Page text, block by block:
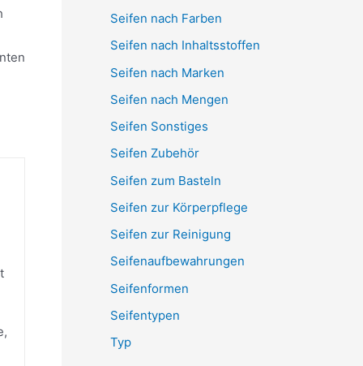
Seifen nach Farben
Seifen nach Inhaltsstoffen
Seifen nach Marken
Seifen nach Mengen
Seifen Sonstiges
Seifen Zubehör
Seifen zum Basteln
Seifen zur Körperpflege
Seifen zur Reinigung
Seifenaufbewahrungen
Seifenformen
Seifentypen
Typ